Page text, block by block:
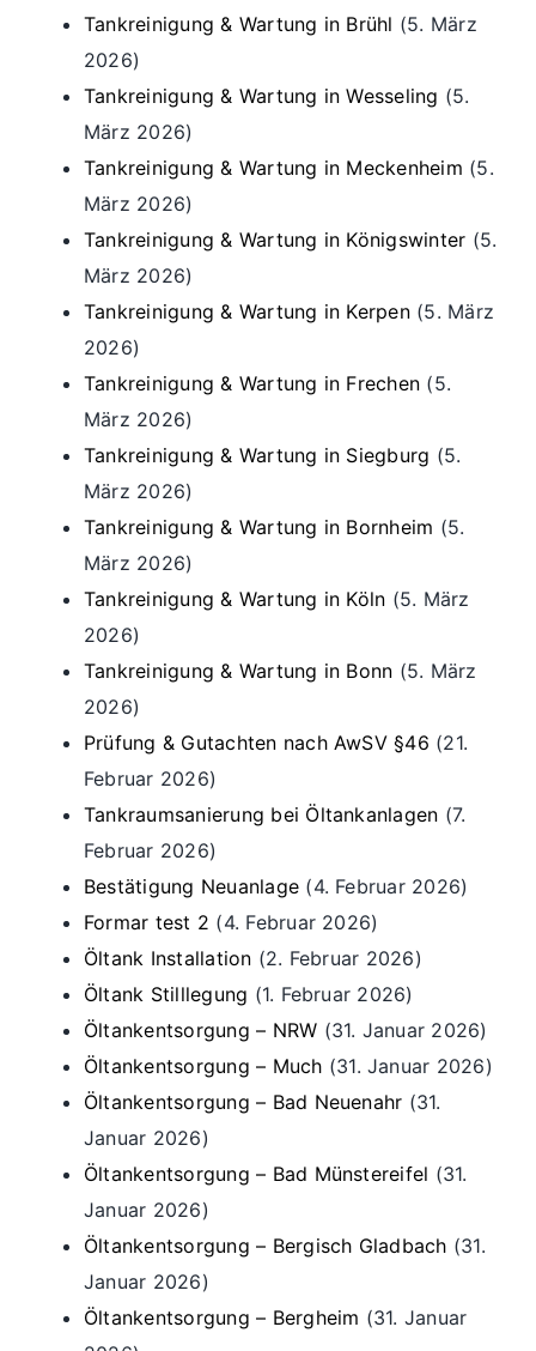
Tankreinigung & Wartung in Brühl (5. März
2026)
Tankreinigung & Wartung in Wesseling (5.
März 2026)
Tankreinigung & Wartung in Meckenheim (5.
März 2026)
Tankreinigung & Wartung in Königswinter (5.
März 2026)
Tankreinigung & Wartung in Kerpen (5. März
2026)
Tankreinigung & Wartung in Frechen (5.
März 2026)
Tankreinigung & Wartung in Siegburg (5.
März 2026)
Tankreinigung & Wartung in Bornheim (5.
März 2026)
Tankreinigung & Wartung in Köln (5. März
2026)
Tankreinigung & Wartung in Bonn (5. März
2026)
Prüfung & Gutachten nach AwSV §46 (21.
Februar 2026)
Tankraumsanierung bei Öltankanlagen (7.
Februar 2026)
Bestätigung Neuanlage (4. Februar 2026)
Formar test 2 (4. Februar 2026)
Öltank Installation (2. Februar 2026)
Öltank Stilllegung (1. Februar 2026)
Öltankentsorgung – NRW (31. Januar 2026)
Öltankentsorgung – Much (31. Januar 2026)
Öltankentsorgung – Bad Neuenahr (31.
Januar 2026)
Öltankentsorgung – Bad Münstereifel (31.
Januar 2026)
Öltankentsorgung – Bergisch Gladbach (31.
Januar 2026)
Öltankentsorgung – Bergheim (31. Januar